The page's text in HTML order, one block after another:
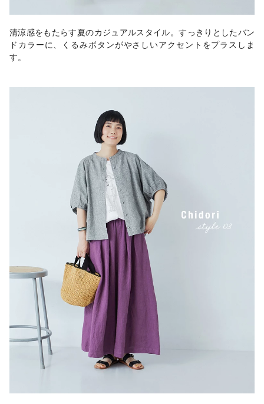
清涼感をもたらす夏のカジュアルスタイル。すっきりとしたバン
ドカラーに、くるみボタンがやさしいアクセントをプラスしま
す。